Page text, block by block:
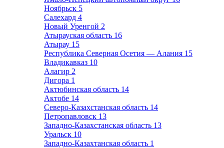
Ноябрьск 5
Салехард 4
Новый Уренгой 2
Атырауская область 16
Атырау 15
Республика Северная Осетия — Алания 15
Владикавказ 10
Алагир 2
Дигора 1
Актюбинская область 14
Актобе 14
Северо-Казахстанская область 14
Петропавловск 13
Западно-Казахстанская область 13
Уральск 10
Западно-Казахтанская область 1